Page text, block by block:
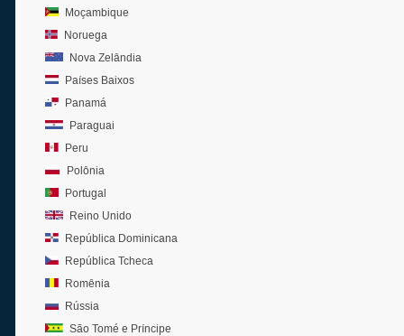
Moçambique
Noruega
Nova Zelândia
Países Baixos
Panamá
Paraguai
Peru
Polônia
Portugal
Reino Unido
República Dominicana
República Tcheca
Romênia
Rússia
São Tomé e Príncipe